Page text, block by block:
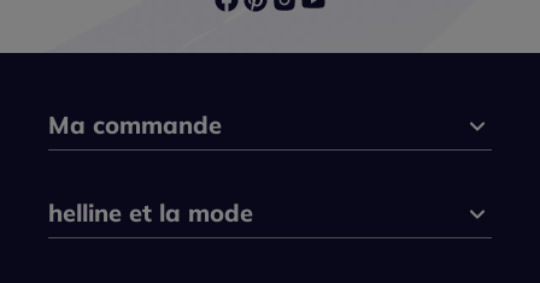
Ma commande
helline et la mode